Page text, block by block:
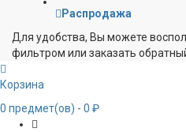
Распродажа
Для удобства, Вы можете
фильтром или заказать
Корзина
0 предмет(ов) - 0 ₽